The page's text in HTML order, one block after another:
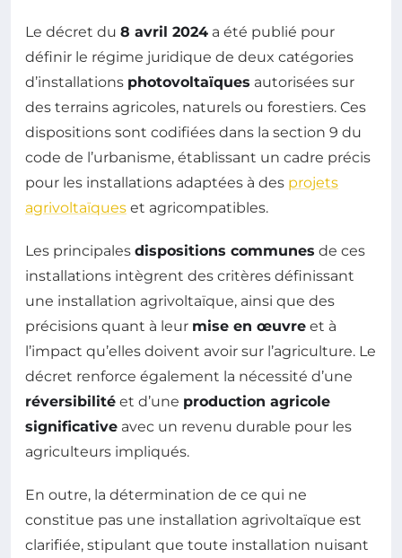
Le décret du 8 avril 2024 a été publié pour
définir le régime juridique de deux catégories
d’installations photovoltaïques autorisées sur
des terrains agricoles, naturels ou forestiers. Ces
dispositions sont codifiées dans la section 9 du
code de l’urbanisme, établissant un cadre précis
pour les installations adaptées à des projets
agrivoltaïques et agricompatibles.
Les principales dispositions communes de ces
installations intègrent des critères définissant
une installation agrivoltaïque, ainsi que des
précisions quant à leur mise en œuvre et à
l’impact qu’elles doivent avoir sur l’agriculture. Le
décret renforce également la nécessité d’une
réversibilité et d’une production agricole
significative avec un revenu durable pour les
agriculteurs impliqués.
En outre, la détermination de ce qui ne
constitue pas une installation agrivoltaïque est
clarifiée, stipulant que toute installation nuisant